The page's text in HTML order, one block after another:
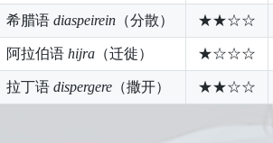
希腊语 diaspeirein （分散） ★★☆☆
阿拉伯语 hijra （迁徙） ★☆☆☆
拉丁语 dispergere （撒开） ★★☆☆